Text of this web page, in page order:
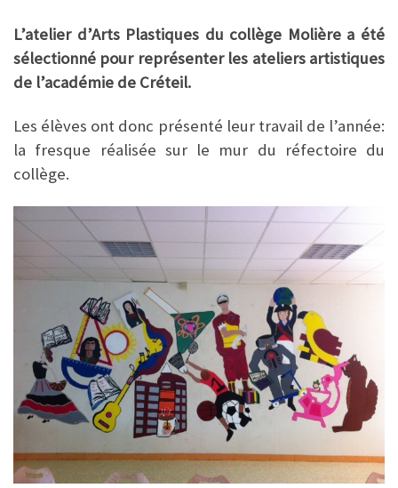
L’atelier d’Arts Plastiques du collège Molière a été
sélectionné pour représenter les ateliers artistiques
de l’académie de Créteil.
Les élèves ont donc présenté leur travail de l’année:
la fresque réalisée sur le mur du réfectoire du
collège.